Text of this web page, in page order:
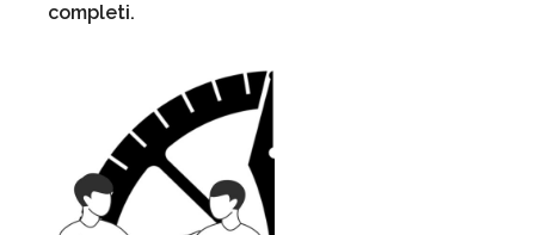
completi.